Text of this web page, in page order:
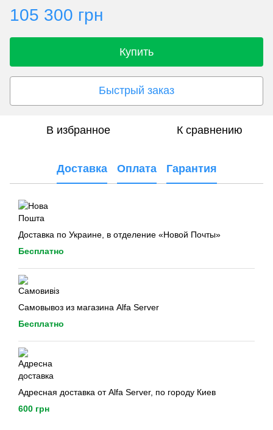
105 300 грн
Купить
Быстрый заказ
В избранное К сравнению
Доставка Оплата Гарантия
Доставка по Украине, в отделение «Новой Почты»
Бесплатно
Самовывоз из магазина Alfa Server
Бесплатно
Адресная доставка от Alfa Server, по городу Киев
600 грн